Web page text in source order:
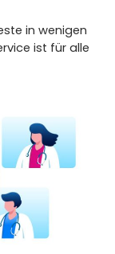
in wenigen
ist für alle